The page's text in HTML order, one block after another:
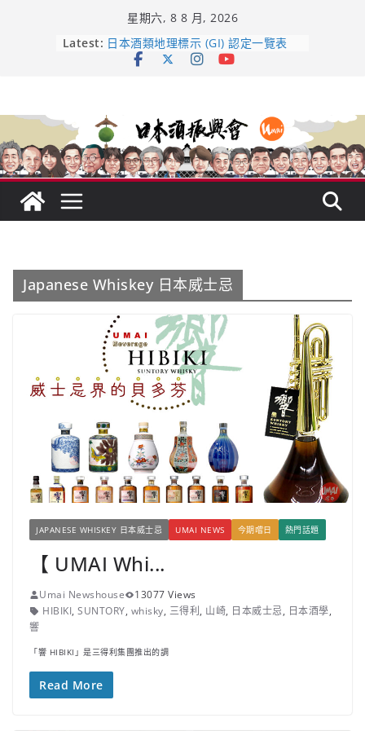
星期六, 8 8 月, 2026
Latest: 龜之井酒造：口說上手 – 山形純米大
吟釀的堅持與傳承 ～ くどき上手
響 𝟭𝟮 年 復活了!
【酒業商戰】130年老酒藏殺入股票
市場！梅乃宿上市背後的密碼
Japanese Whiskey 日本威士忌
JAPANESE WHISKEY 日本威士忌 UMAI NEWS 今期嚐日 熱門話題
【 UMAI Whi...
Umai Newshouse
13077 Views
HIBIKI, SUNTORY, whisky, 三得利, 山崎, 日本威士忌, 日本酒學,
響
「響 HIBIKI」是三得利集團推出的調
Read More